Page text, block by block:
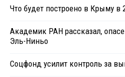
Что будет построено в Крыму в
Академик РАН рассказал,
Эль-Ниньо
Соцфонд усилит контроль за